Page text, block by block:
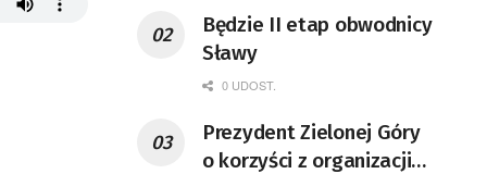
Będzie II etap obwodnicy
Sławy
0 UDOST.
Prezydent Zielonej Góry
o korzyści z organizacji